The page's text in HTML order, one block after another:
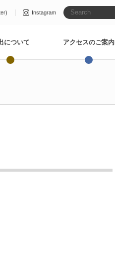
Instagram
について アクセスのご案内